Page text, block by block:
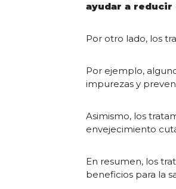
ayudar a reducir
Por otro lado, los
Por ejemplo,
impurezas y
Asimismo, los
envejecimiento
En resumen, los
beneficios para la